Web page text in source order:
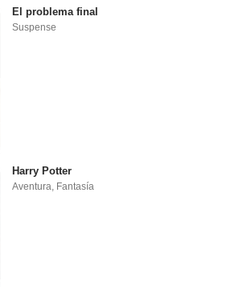
El problema final
Suspense
Harry Potter
Aventura, Fantasía